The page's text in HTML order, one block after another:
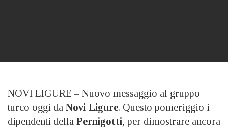
NOVI LIGURE – Nuovo messaggio al gruppo
turco oggi da Novi Ligure. Questo pomeriggio i
dipendenti della Pernigotti, per dimostrare ancora